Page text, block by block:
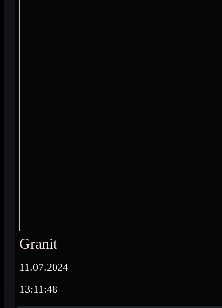
Granit
11.07.2024
13:11:48